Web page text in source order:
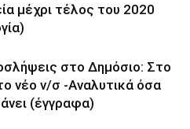
μέχρι τέλος του 2020
στο Δημόσιο: Στο
νέο ν/σ -Αναλυτικά όσα
(έγγραφα)